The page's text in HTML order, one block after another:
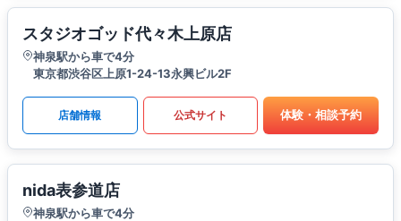
スタジオゴッド代々木上原店
神泉駅から車で4分
東京都渋谷区上原1-24-13永興ビル2F
店舗情報 公式サイト 体験・相談予約
nida表参道店
神泉駅から車で4分